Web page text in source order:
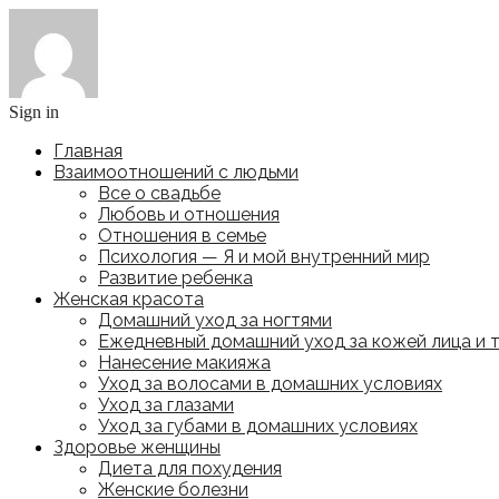
Sign in
Главная
Взаимоотношений с людьми
Все о свадьбе
Любовь и отношения
Отношения в семье
Психология — Я и мой внутренний мир
Развитие ребенка
Женская красота
Домашний уход за ногтями
Ежедневный домашний уход за кожей лица и
Нанесение макияжа
Уход за волосами в домашних условиях
Уход за глазами
Уход за губами в домашних условиях
Здоровье женщины
Диета для похудения
Женские болезни